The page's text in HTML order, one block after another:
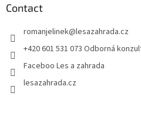
Contact
romanjelinek@lesazahrada.cz
+420 601 531 073 Odborná
Faceboo Les a zahrada
lesazahrada.cz